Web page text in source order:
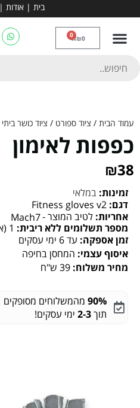
בית | אודות |
₪0
0
עמוד הבית / ציוד ספורט / ציוד כושר ביתי
כפפות לאימון
₪38
זמינות: במלאי
דגם: Fitness gloves v2
אחריות: לטיב המוצר -Mach7
מספר תשלומים ללא ריבית: 1 (או 3 מעל 1,000 ₪)
זמן אספקה: עד 6 ימי עסקים
איסוף עצמי: המחסן בחיפה
מחיר משלוח: 39 ש"ח
90% מהמשלוחים מסופקים
תוך2-3 ימי עסקים!